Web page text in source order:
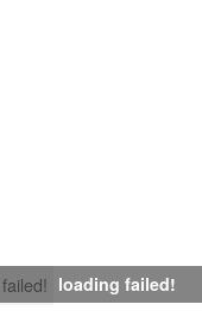
loading failed!